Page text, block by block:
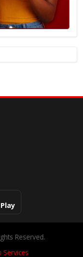
Reserved.
Services